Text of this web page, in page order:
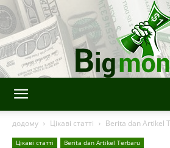
додому Цікаві статті Berita dan Artikel
Цікаві статті Berita dan Artikel Terbaru